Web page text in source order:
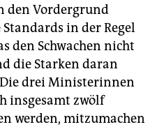
den Vordergrund
in der Regel
den Schwachen nicht
die Starken daran
drei Ministerinnen
insgesamt zwölf
werden, mitzumachen